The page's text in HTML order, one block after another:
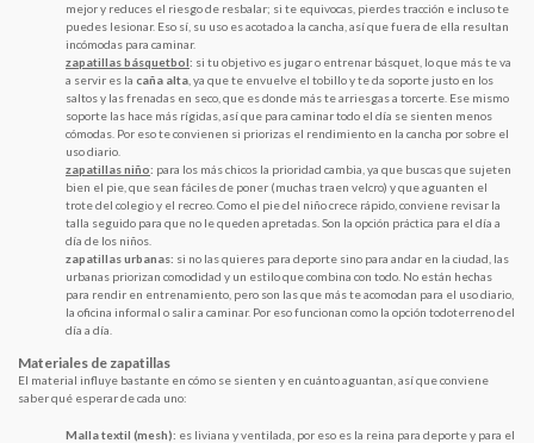
mejor y reduces el riesgo de resbalar; si te equivocas, pierdes tracción e incluso te
puedes lesionar. Eso sí, su uso es acotado a la cancha, así que fuera de ella resultan
incómodas para caminar.
zapatillas básquetbol: si tu objetivo es jugar o entrenar básquet, lo que más te va
a servir es la caña alta , ya que te envuelve el tobillo y te da soporte justo en los
saltos y las frenadas en seco, que es donde más te arriesgas a torcerte. Ese mismo
soporte las hace más rígidas, así que para caminar todo el día se sienten menos
cómodas. Por eso te convienen si priorizas el rendimiento en la cancha por sobre el
uso diario.
zapatillas niño: para los más chicos la prioridad cambia, ya que buscas que sujeten
bien el pie, que sean fáciles de poner (muchas traen velcro) y que aguanten el
trote del colegio y el recreo. Como el pie del niño crece rápido, conviene revisar la
talla seguido para que no le queden apretadas. Son la opción práctica para el día a
día de los niños.
zapatillas urbanas: si no las quieres para deporte sino para andar en la ciudad, las
urbanas priorizan comodidad y un estilo que combina con todo. No están hechas
para rendir en entrenamiento, pero son las que más te acomodan para el uso diario,
la oficina informal o salir a caminar. Por eso funcionan como la opción todoterreno del
día a día.
Materiales de zapatillas
El material influye bastante en cómo se sienten y en cuánto aguantan, así que conviene
saber qué esperar de cada uno:
Malla textil (mesh): es liviana y ventilada, por eso es la reina para deporte y para el